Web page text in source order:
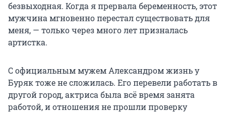
безвыходная. Когда я прервала беременность, этот
мужчина мгновенно перестал существовать для
меня, — только через много лет призналась
артистка.
С официальным мужем Александром жизнь у
Буряк тоже не сложилась. Его перевели работать в
другой город, актриса была всё время занята
работой, и отношения не прошли проверку